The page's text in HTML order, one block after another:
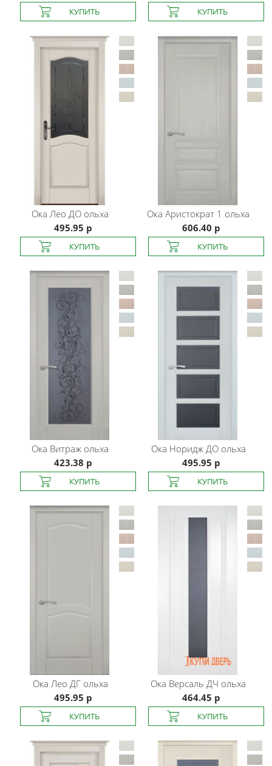
Ока Лео ДО ольха
495.95 р
Ока Аристократ 1 ольха
606.40 р
Ока Витраж ольха
423.38 р
Ока Норидж ДО ольха
495.95 р
Ока Лео ДГ ольха
495.95 р
Ока Версаль ДЧ ольха
464.45 р